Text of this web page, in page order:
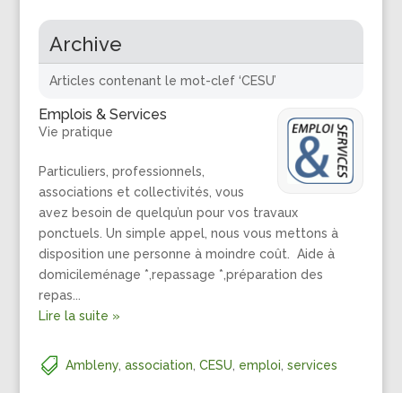
Archive
Articles contenant le mot-clef ‘CESU’
Emplois & Services
Vie pratique
Particuliers, professionnels,
associations et collectivités, vous
avez besoin de quelqu’un pour vos travaux
ponctuels. Un simple appel, nous vous mettons à
disposition une personne à moindre coût. Aide à
domicileménage *,repassage *,préparation des
repas...
Lire la suite »
Ambleny, association CESU emploi services